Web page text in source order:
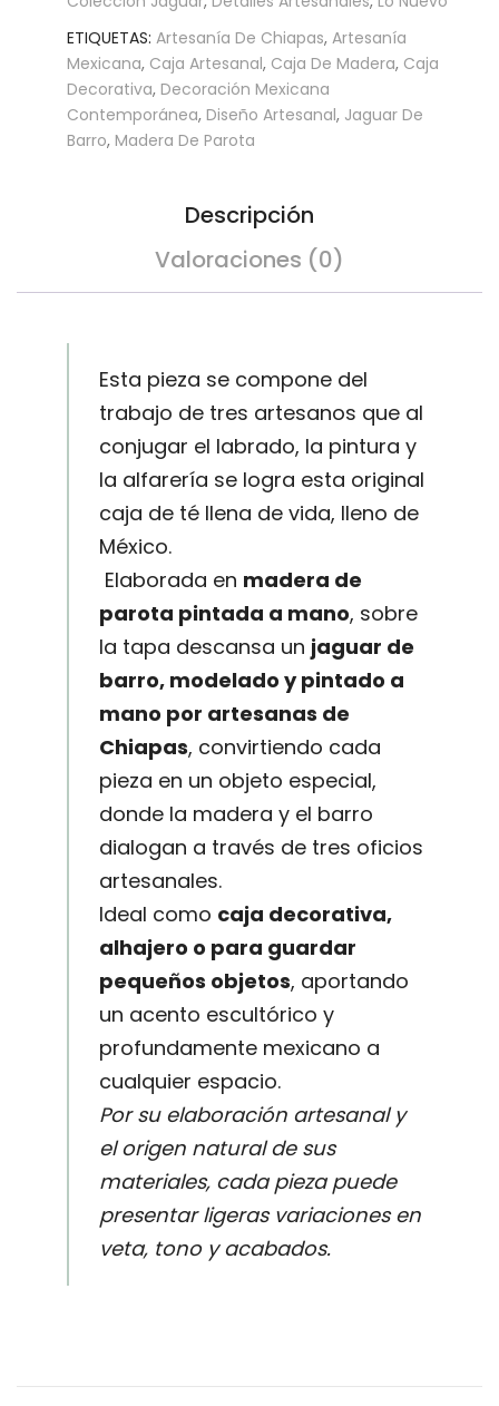
ETIQUETAS: Artesanía De Chiapas, Artesanía
Mexicana, Caja Artesanal, Caja De Madera, Caja
Decorativa, Decoración Mexicana
Contemporánea, Diseño Artesanal, Jaguar De
Barro, Madera De Parota
Descripción
Valoraciones (0)
Esta pieza se compone del
trabajo de tres artesanos que al
conjugar el labrado, la pintura y
la alfarería se logra esta original
caja de té llena de vida, lleno de
México.
Elaborada en madera de
parota pintada a mano, sobre
la tapa descansa un jaguar de
barro, modelado y pintado a
mano por artesanas de
Chiapas, convirtiendo cada
pieza en un objeto especial,
donde la madera y el barro
dialogan a través de tres oficios
artesanales.
Ideal como caja decorativa,
alhajero o para guardar
pequeños objetos, aportando
un acento escultórico y
profundamente mexicano a
cualquier espacio.
Por su elaboración artesanal y
el origen natural de sus
materiales, cada pieza puede
presentar ligeras variaciones en
veta, tono y acabados.